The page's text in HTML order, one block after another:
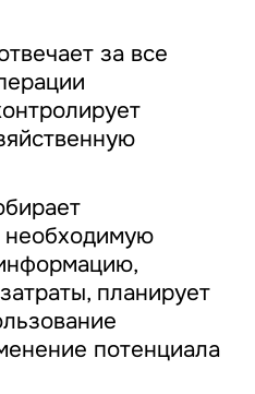
за все
необходимую
планирует
потенциала